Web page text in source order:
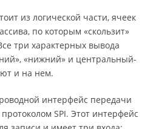
из логической части, ячеек
по которым «скользит»
три характерных вывода
«нижний» и центральный-
и на нем.
интерфейс передачи
SPI. Этот интерфейс